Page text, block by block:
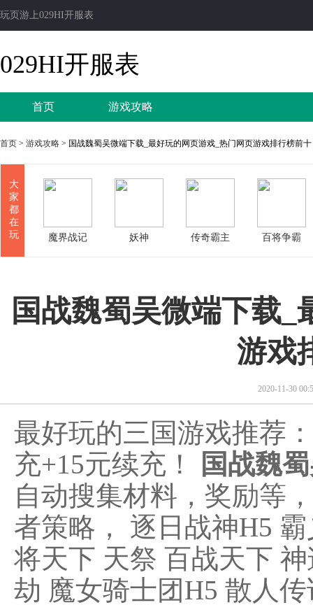
玩页游上029HI开服表
029HI开服表
首页 游戏攻略
首页 > 游戏攻略 > 国战魏蜀吴微端下载_最好玩的网页游戏_热门网页游戏排行榜前十
大
家
都
在
玩
魔界战记 妖神 传奇霸主 百将争霸
国战魏蜀吴微端下载
游戏
2020-11-30
最好玩的三国游戏推荐
充+15元续充！
国战魏
自动搜集材料，奖励等
者策略， 逐日战神H5
将天下 天祭 百战天下
劫 魔女骑士团H5 散人